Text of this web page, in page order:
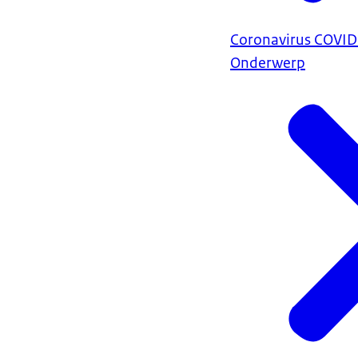
Coronavirus
Onderwerp